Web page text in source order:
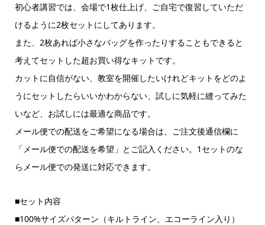
初心者講習では、会場で1枚仕上げ、ご自宅で復習していただ
けるように2枚セットにしてあります。
また、2枚あれば小さなバッグを作ったりすることもできると
考えてセットした超お買い得なキットです。
カットに自信がない、教室を開催したいけれどキットをどのよ
うにセットしたらいいかわからない、試しに気軽に縫ってみた
いなど、お試しには最適な商品です。
メール便での配送をご希望になる場合は、ご注文後通信欄に
「メール便での配送を希望」とご記入ください。1セットのな
らメール便での発送に対応できます。
■セット内容
■100%サイズパターン（キルトライン、エコーライン入り）